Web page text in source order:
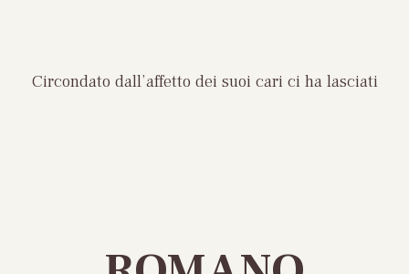
Circondato dall’affetto dei suoi cari ci ha lasciati